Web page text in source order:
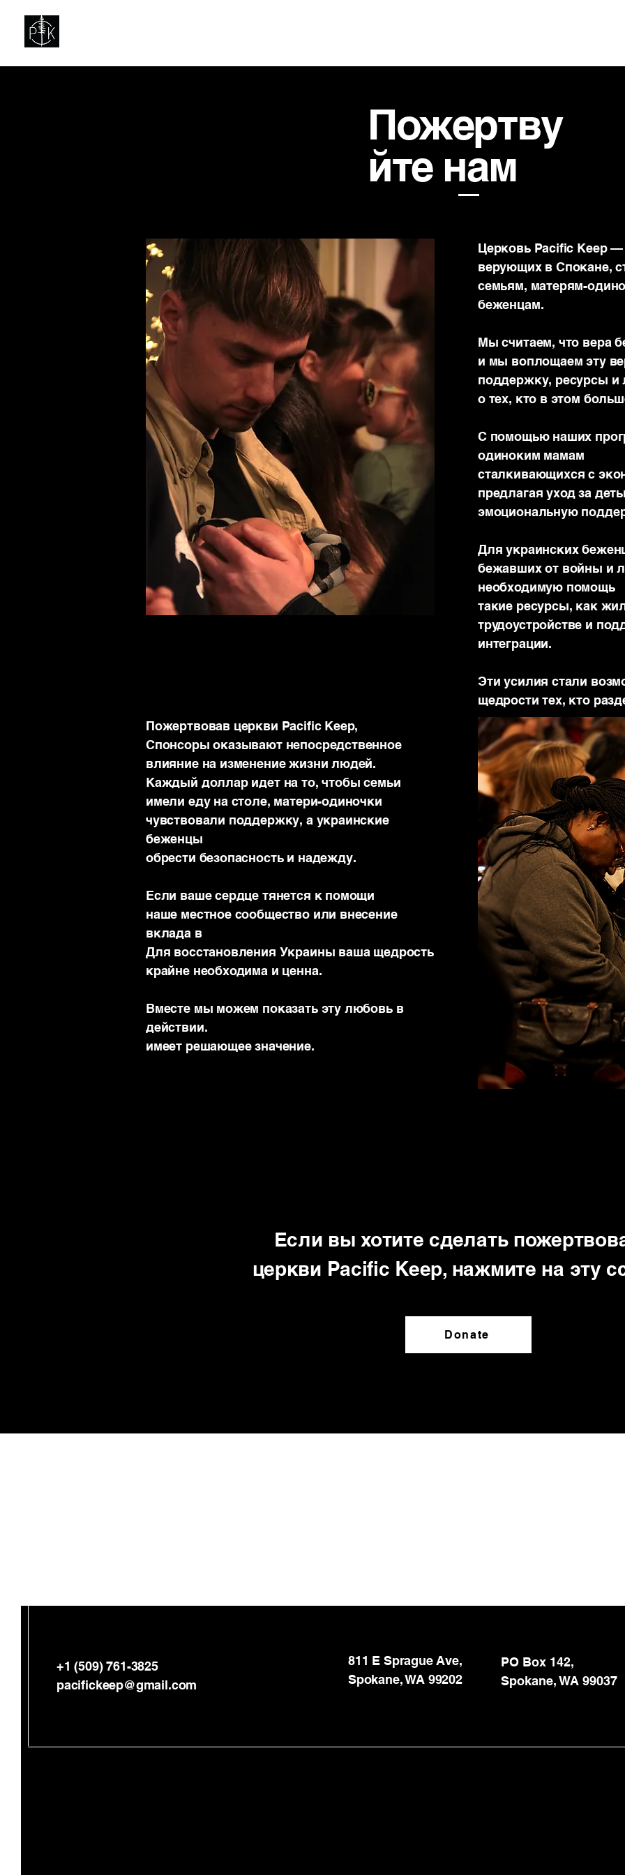
Пожертву
йте нам
Церковь Pacific Keep
верующих в Спокане,
семьям, матерям-
беженцам.
Мы считаем, что вера
и мы воплощаем эту
поддержку, ресурсы
о тех, кто в этом
С помощью наших
одиноким мамам
сталкивающихся с
предлагая уход за
эмоциональную
Для украинских
бежавших от войны и
необходимую помощь
такие ресурсы, как
трудоустройстве и
интеграции.
Эти усилия стали
щедрости тех, кто
Пожертвовав церкви Pacific Keep,
Спонсоры оказывают непосредственное
влияние на изменение жизни людей.
Каждый доллар идет на то, чтобы семьи
имели еду на столе, матери-одиночки
чувствовали поддержку, а украинские
беженцы
обрести безопасность и надежду.
Если ваше сердце тянется к помощи
наше местное сообщество или внесение
вклада в
Для восстановления Украины ваша щедрость
крайне необходима и ценна.
Вместе мы можем показать эту любовь в
действии.
имеет решающее значение.
Если вы хотите сделать
церкви Pacific Keep, нажмите на эту
Donate
+1 (509) 761-3825
pacifickeep@gmail.com
811 E Sprague Ave,
Spokane, WA 99202
PO Box 142,
Spokane, WA 99037